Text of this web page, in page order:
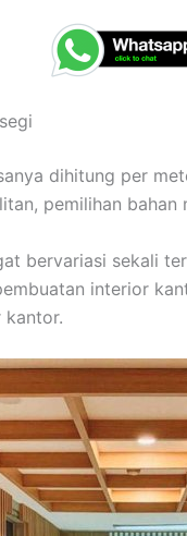
dihitung per
pemilihan
bervariasi sekali
interior
kantor.